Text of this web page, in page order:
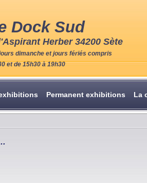
Dock Sud
Herber 34200 Sète
dimanche et jours fériés compris
et de 15h30 à 19h30
Permanent exhibitions La